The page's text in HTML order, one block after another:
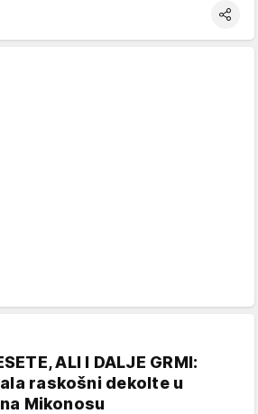
ALI I DALJE GRMI:
raskošni dekolte u
Mikonosu